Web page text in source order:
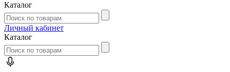
Каталог
Личный кабинет
Каталог